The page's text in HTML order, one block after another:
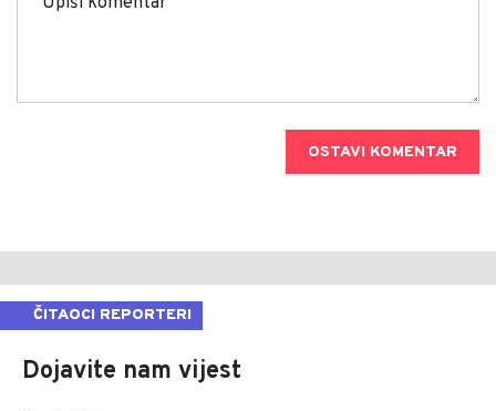
OSTAVI KOMENTAR
ČITAOCI REPORTERI
Dojavite nam vijest